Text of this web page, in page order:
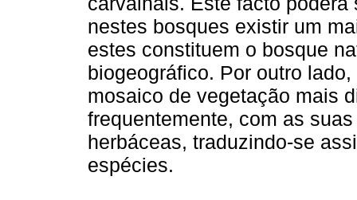
nestes bosques existir um
estes constituem o bosque
biogeográfico. Por outro
mosaico de vegetação mais
frequentemente, com as
herbáceas, traduzindo-se
espécies.